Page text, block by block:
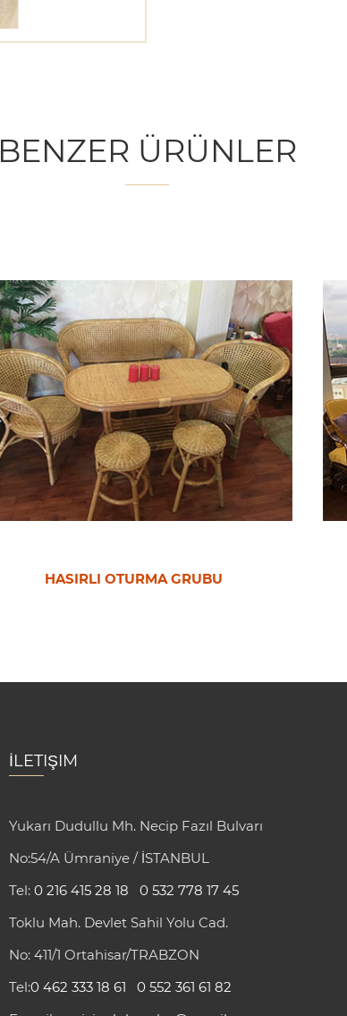
BENZER ÜRÜNLER
KOBRA KÖŞE TAKIMI
İLETIŞIM
Yukarı Dudullu Mh. Necip Fazıl Bulvarı
No:54/A Ümraniye / İSTANBUL
Tel: 0 216 415 28 18
0 532 778 17 45
Toklu Mah. Devlet Sahil Yolu Cad.
No: 411/1 Ortahisar/TRABZON
Tel:0 462 333 18 61
0 552 361 61 82